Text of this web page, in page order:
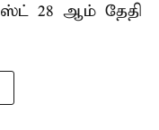
28 ஆம் தேதி